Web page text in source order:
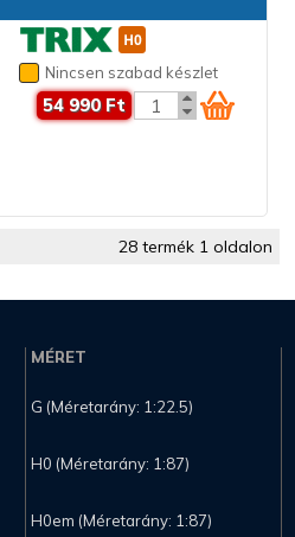
Nincsen szabad készlet
54 990 Ft
28 termék 1 oldalon
MÉRET
G (Méretarány: 1:22.5)
H0 (Méretarány: 1:87)
H0em (Méretarány: 1:87)